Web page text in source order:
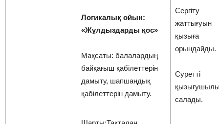
Логикалық ойын:
«Жұлдыздарды қос»
Мақсаты: балалардың
байқағыш қабілеттерін
дамыту, шапшаңдық
қабілеттерін дамыту.
Сергіту
жаттығуын
қызыға
орындайды.
Суретті
салады.